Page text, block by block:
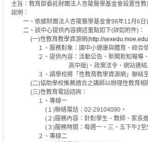
主旨：教育部委託財團法人杏陵醫學基金會設置性
說明：
一、依據財團法人杏陵醫學基金會98年11月6日
二、該中心提供內容摘述重點如下(詳如附件)：
(一)性教育教學資源網(http://
１、服務對象：國中小健康與體育、綜合領域
２、提供內容：活動公告、新聞新知報導、時
高中版)、政策法令、網站連結及組
３、請學校將「性教育教學資源網」聯結至學
(二)協助學校推薦適合之講師以辦理性教育相
(三)性教育電話諮詢：
１、專線一
(１)聯絡電話：02-29104090。
(２)服務內容：針對學生、教師、家長進行
(３)服務時間：每週一、三、五下午2至5時
２、專線二